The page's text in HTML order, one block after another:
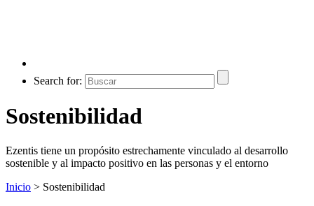
Search for:
Sostenibilidad
Ezentis tiene un propósito estrechamente vinculado al desarrollo
sostenible y al impacto positivo en las personas y el entorno
Inicio > Sostenibilidad